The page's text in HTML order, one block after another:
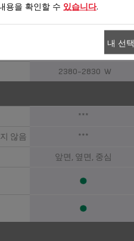
자동 스팀
220-240 V
2380-2830 W
***
않음
***
앞면, 옆면, 중심
용을 확인할 수 있습니다.
내 선택